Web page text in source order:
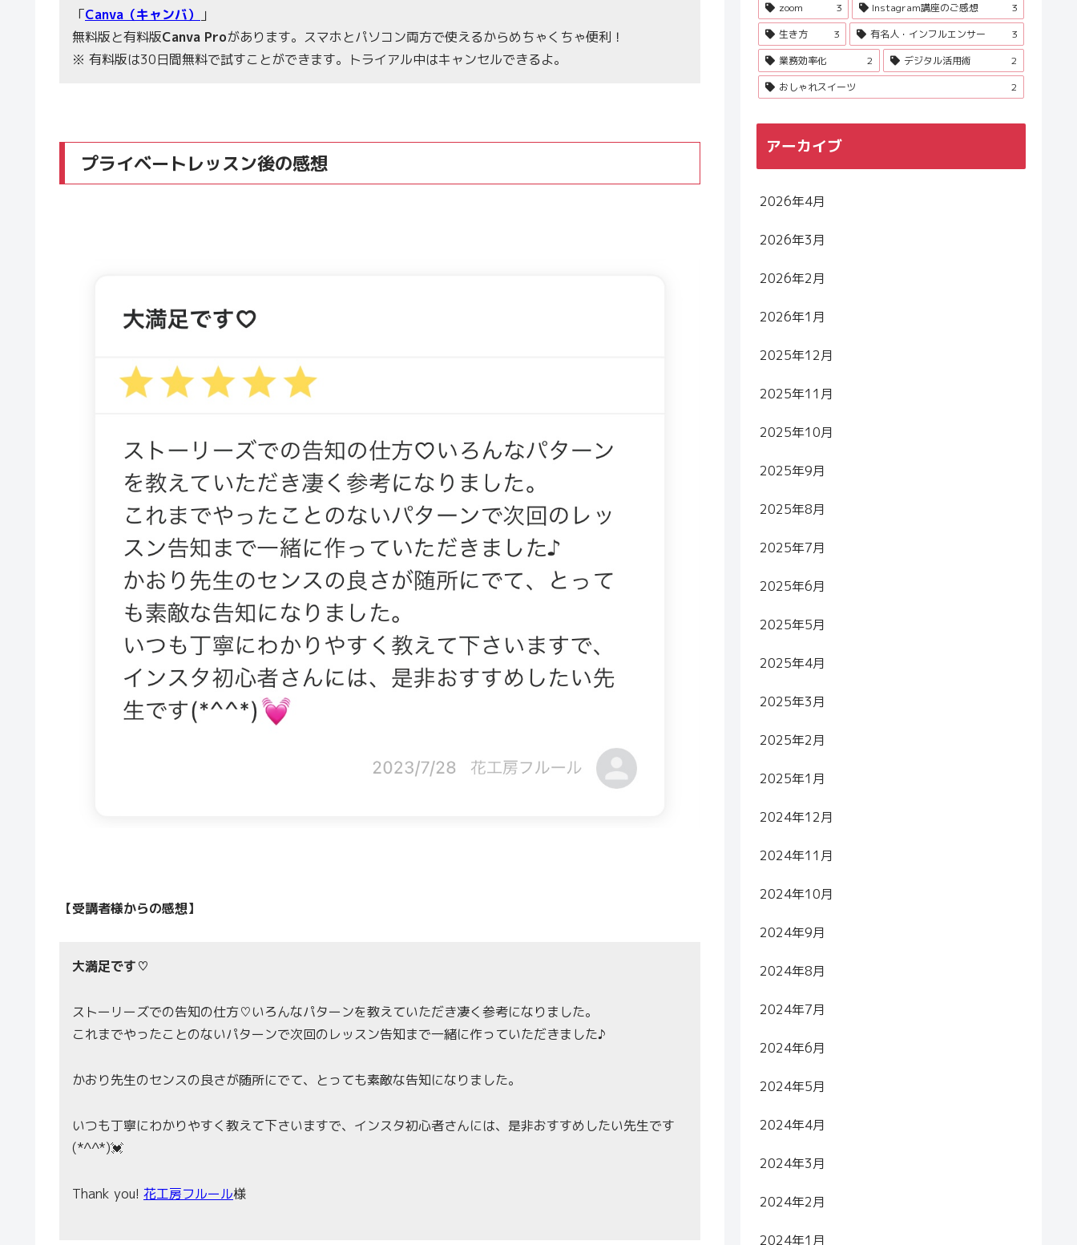
「Canva（キャンバ）
」
無料版と有料版Canva Proがあります。スマホとパソコン両方で使えるからめちゃくちゃ便利！
※ 有料版は30日間無料で試すことができます。トライアル中はキャンセルできるよ。
プライベートレッスン後の感想
【受講者様からの感想】
大満足です♡
ストーリーズでの告知の仕方♡いろんなパターンを教えていただき凄く参考になりました。
これまでやったことのないパターンで次回のレッスン告知まで一緒に作っていただきました♪
かおり先生のセンスの良さが随所にでて、とっても素敵な告知になりました。
いつも丁寧にわかりやすく教えて下さいますで、インスタ初心者さんには、是非おすすめしたい先生です
(*^^*)💓
Thank you! 花工房フルール様
zoom
3 Instagram講座のご感想
3
生き方
3 有名人・インフルエンサー
3
業務効率化
2 デジタル活用術
2
おしゃれスイーツ
2
アーカイブ
2026年4月
2026年3月
2026年2月
2026年1月
2025年12月
2025年11月
2025年10月
2025年9月
2025年8月
2025年7月
2025年6月
2025年5月
2025年4月
2025年3月
2025年2月
2025年1月
2024年12月
2024年11月
2024年10月
2024年9月
2024年8月
2024年7月
2024年6月
2024年5月
2024年4月
2024年3月
2024年2月
2024年1月